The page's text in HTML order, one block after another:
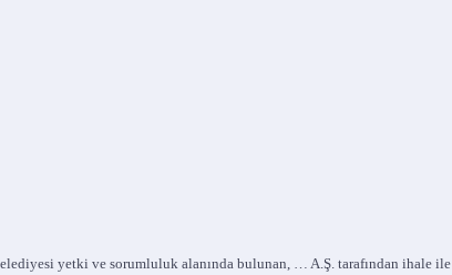
yetki ve sorumluluk alanında bulunan, … A.Ş. tarafından ihale